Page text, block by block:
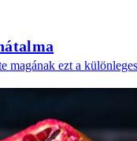
magának ezt a